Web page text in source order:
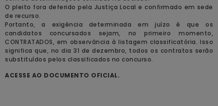
O pleito fora deferido pela Justiça Local e confirmado em sede
de recurso.
Portanto, a exigência determinada em juízo é que os
candidatos concursados sejam, no primeiro momento,
CONTRATADOS, em observância à listagem classificatória. Isso
significa que, no dia 31 de dezembro, todos os contratos serão
substituídos pelos classificados no concurso.
ACESSE AO DOCUMENTO OFICIAL.